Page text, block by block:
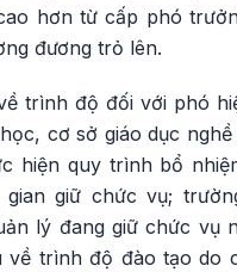
hơn từ cấp phó
đương trỏ lên.
trình độ đối với phó
cơ sở giáo dục
hiện quy trình bổ
gian giữ chức vụ;
lý đang giữ chức vụ
về trình độ đào tạo do